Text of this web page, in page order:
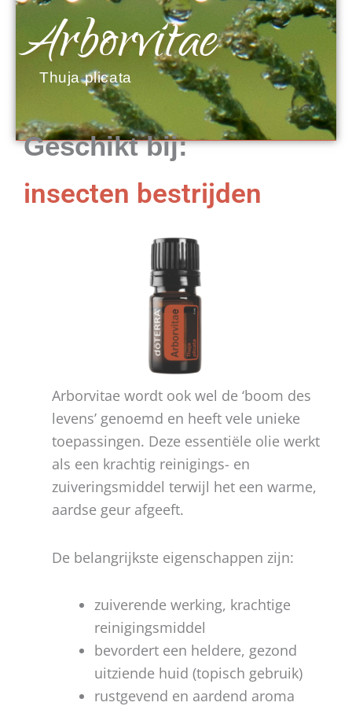
Arborvitae
Thuja plicata
Geschikt bij:
insecten bestrijden
Arborvitae wordt ook wel de ‘boom des
levens’ genoemd en heeft vele unieke
toepassingen. Deze essentiële olie werkt
als een krachtig reinigings- en
zuiveringsmiddel terwijl het een warme,
aardse geur afgeeft.
De belangrijkste eigenschappen zijn:
zuiverende werking, krachtige
reinigingsmiddel
bevordert een heldere, gezond
uitziende huid (topisch gebruik)
rustgevend en aardend aroma